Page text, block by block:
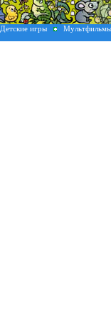
Детские игры Мультфильмы